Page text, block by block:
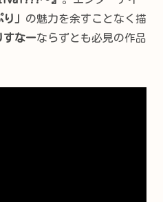
」 の魅力を余すことなく描
すなーならずとも必見の作品